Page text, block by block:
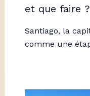
et que faire ?
Santiago, la
comme une